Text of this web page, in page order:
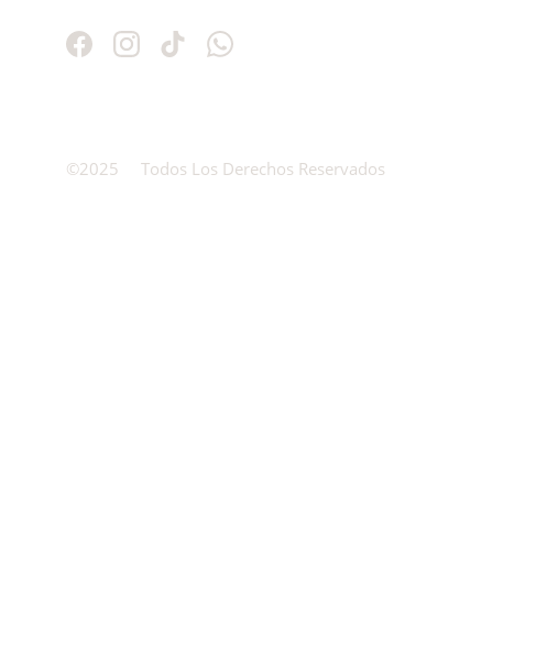
©2025     Todos Los Derechos Reservados